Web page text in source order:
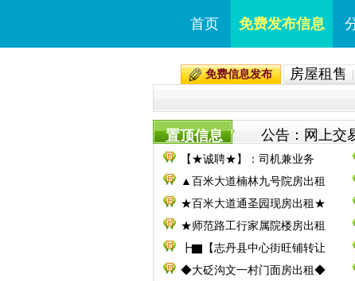
首页 免费发布信息
免费信息发布 房屋租售
置顶信息 公告：网上交
【★诚聘★】：司机兼业务
▲百米大道楠林九号院房出租
★百米大道通圣园现房出租★
★师范路工行家属院楼房出租
┣▇【志丹县中心街旺铺转让
◆大砭沟文一村门面房出租◆